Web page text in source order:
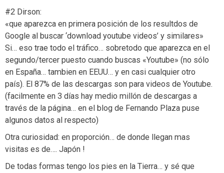
#2 Dirson:
«que aparezca en primera posición de los resultdos de
Google al buscar ‘download youtube videos’ y similares»
Si… eso trae todo el tráfico… sobretodo que aparezca en el
segundo/tercer puesto cuando buscas «Youtube» (no sólo
en España… tambien en EEUU… y en casi cualquier otro
país). El 87% de las descargas son para videos de Youtube.
(facilmente en 3 días hay medio millón de descargas a
través de la página… en el blog de Fernando Plaza puse
algunos datos al respecto)
Otra curiosidad: en proporción… de donde llegan mas
visitas es de…. Japón !
De todas formas tengo los pies en la Tierra… y sé que